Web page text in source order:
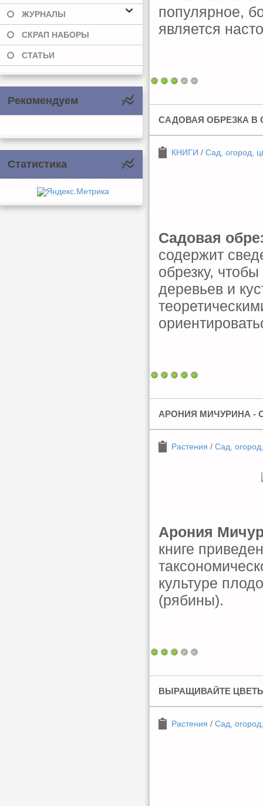
ЖУРНАЛЫ
СКРАП НАБОРЫ
СТАТЬИ
Рекомендуем
Статистика
популярное,
является
САДОВАЯ ОБРЕЗКА В
КНИГИ / Сад, огород,
Садовая
содержит
обрезку,
деревьев и
АРОНИЯ МИЧУРИНА -
Растения / Сад,
Арония
книге
культуре
(рябины).
ВЫРАЩИВАЙТЕ
Растения / Сад,